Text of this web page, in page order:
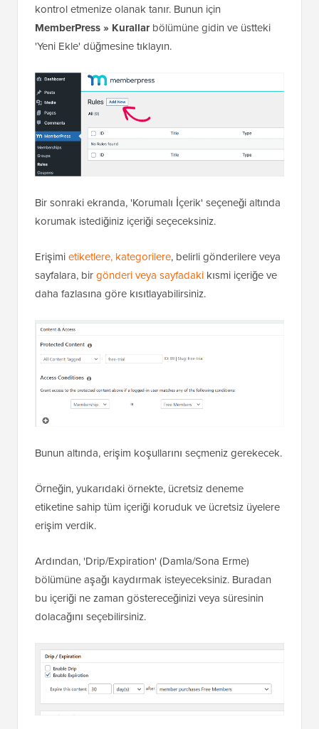
kontrol etmenize olanak tanır. Bunun için
MemberPress » Kurallarbölümüne gidin ve üstteki
'Yeni Ekle' düğmesine tıklayın.
Bir sonraki ekranda, 'Korumalı İçerik' seçeneği altında
korumak istediğiniz içeriği seçeceksiniz.
Erişimietiketlere, kategorilere, belirli gönderilere veya
sayfalara, birgönderi veya sayfadaki kısmi içeriğe ve
daha fazlasına göre kısıtlayabilirsiniz.
Bunun altında, erişim koşullarını seçmeniz gerekecek.
Örneğin, yukarıdaki örnekte, ücretsiz deneme
etiketine sahip tüm içeriği koruduk ve ücretsiz üyelere
erişim verdik.
Ardından, 'Drip/Expiration' (Damla/Sona Erme)
bölümüne aşağı kaydırmak isteyeceksiniz. Buradan
bu içeriği ne zaman göstereceğinizi veya süresinin
dolacağını seçebilirsiniz.